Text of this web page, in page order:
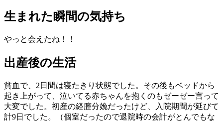
生まれた瞬間の気持ち
やっと会えたね！！
出産後の生活
貧血で、2日間は寝たきり状態でした。その後もベッドから
起き上がって、泣いてる赤ちゃんを抱くのもゼーゼー言って
大変でした。初産の経膣分娩だったけど、入院期間が延びて
計9日でした。（個室だったので退院時の会計がとんでもな